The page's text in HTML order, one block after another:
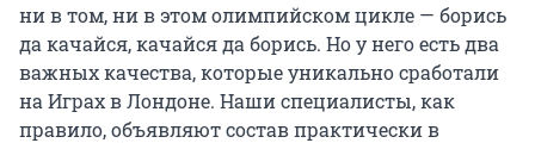
ни в том, ни в этом олимпийском цикле — борись
да качайся, качайся да борись. Но у него есть два
важных качества, которые уникально сработали
на Играх в Лондоне. Наши специалисты, как
правило, объявляют состав практически в